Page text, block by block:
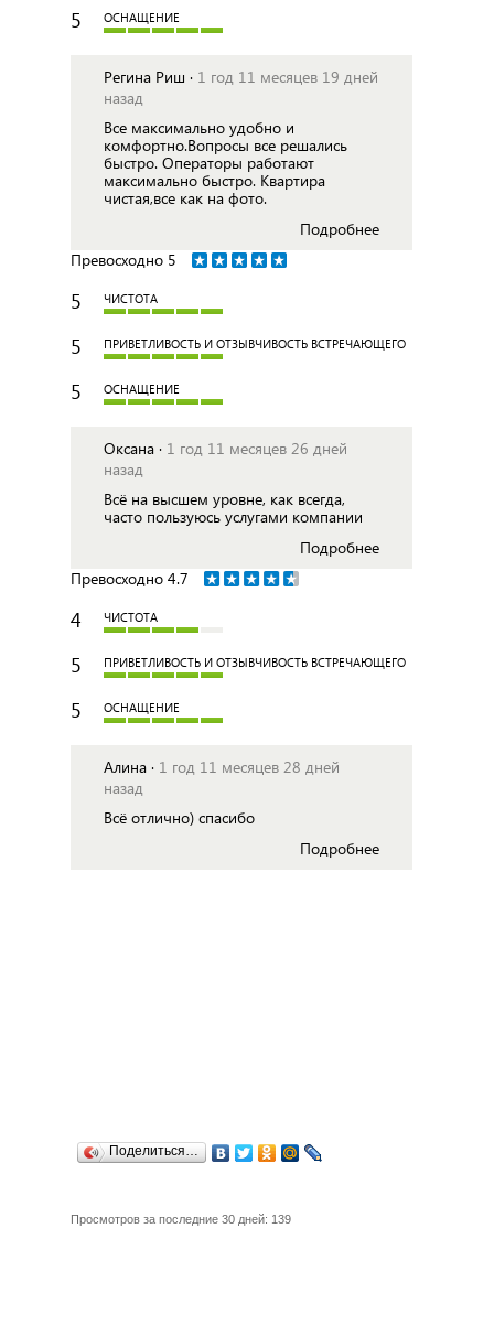
5 ОСНАЩЕНИЕ
Регина Риш · 1 год 11 месяцев 19 дней
назад
Все максимально удобно и
комфортно.Вопросы все решались
быстро. Операторы работают
максимально быстро. Квартира
чистая,все как на фото.
Подробнее
Превосходно 5
5 ЧИСТОТА
5 ПРИВЕТЛИВОСТЬ И ОТЗЫВЧИВОСТЬ ВСТРЕЧАЮЩЕГО
5 ОСНАЩЕНИЕ
Оксана · 1 год 11 месяцев 26 дней
назад
Всё на высшем уровне, как всегда,
часто пользуюсь услугами компании
Подробнее
Превосходно 4.7
4 ЧИСТОТА
5 ПРИВЕТЛИВОСТЬ И ОТЗЫВЧИВОСТЬ ВСТРЕЧАЮЩЕГО
5 ОСНАЩЕНИЕ
Алина · 1 год 11 месяцев 28 дней
назад
Всё отлично) спасибо
Подробнее
Поделиться…
Просмотров за последние 30 дней: 139